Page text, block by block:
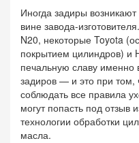
Иногда задиры
вине завода-
N20, некоторые Toyota
покрытием цилиндров) и
печальную славу именно
задиров — и это при том,
соблюдать все правила
могут попасть под отзыв
технологии обработки
масла.